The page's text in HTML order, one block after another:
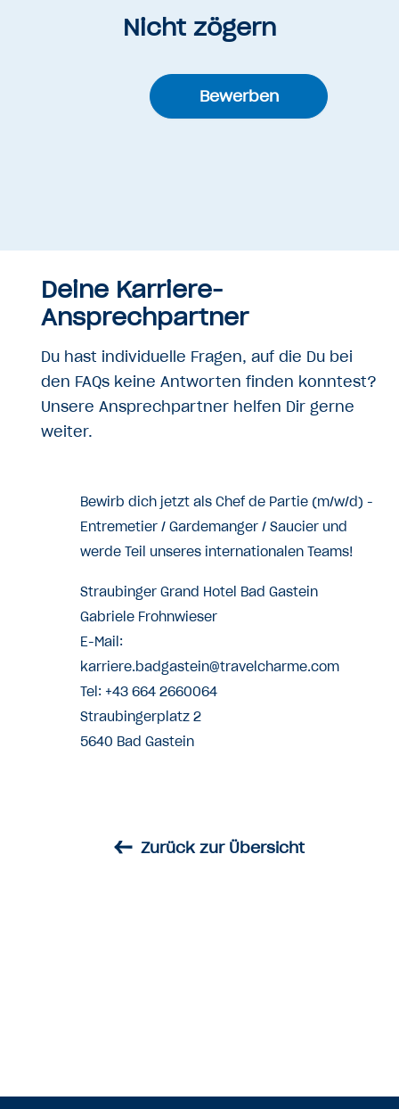
Nicht zögern
Bewerben
Deine Karriere-
Ansprechpartner
Du hast individuelle Fragen, auf die Du bei
den FAQs keine Antworten finden konntest?
Unsere Ansprechpartner helfen Dir gerne
weiter.
Bewirb dich jetzt als Chef de Partie (m/w/d) -
Entremetier / Gardemanger / Saucier und
werde Teil unseres internationalen Teams!
Straubinger Grand Hotel Bad Gastein
Gabriele Frohnwieser
E-Mail:
karriere.badgastein@travelcharme.com
Tel: +43 664 2660064
Straubingerplatz 2
5640 Bad Gastein
← Zurück zur Übersicht